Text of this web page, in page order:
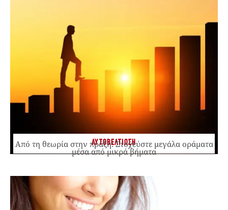
ΑΥΤΟΒΕΛΤΙΩΣΗ
Από τη θεωρία στην πράξη: Στοχεύστε μεγάλα οράματα
μέσα από μικρά βήματα